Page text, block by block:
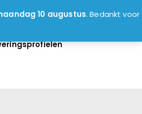
10 augustus. Bedankt voor
0